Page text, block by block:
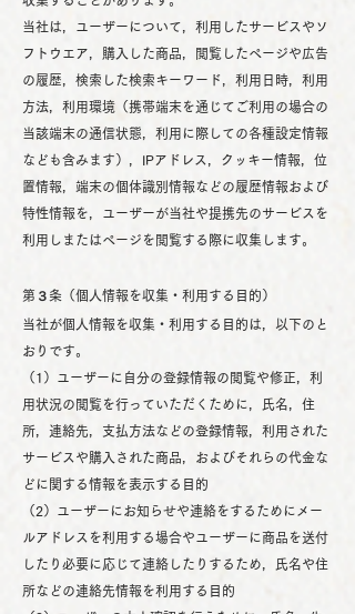
当社は，ユーザーについて，利用したサービスやソ
フトウエア，購入した商品，閲覧したページや広告
の履歴，検索した検索キーワード，利用日時，利用
方法，利用環境（携帯端末を通じてご利用の場合の
当該端末の通信状態，利用に際しての各種設定情報
なども含みます），IPアドレス，クッキー情報，位
置情報，端末の個体識別情報などの履歴情報および
特性情報を，ユーザーが当社や提携先のサービスを
利用しまたはページを閲覧する際に収集します。
第３条（個人情報を収集・利用する目的）
当社が個人情報を収集・利用する目的は，以下のと
おりです。
（1）ユーザーに自分の登録情報の閲覧や修正，利
用状況の閲覧を行っていただくために，氏名，住
所，連絡先，支払方法などの登録情報，利用された
サービスや購入された商品，およびそれらの代金な
どに関する情報を表示する目的
（2）ユーザーにお知らせや連絡をするためにメー
ルアドレスを利用する場合やユーザーに商品を送付
したり必要に応じて連絡したりするため，氏名や住
所などの連絡先情報を利用する目的